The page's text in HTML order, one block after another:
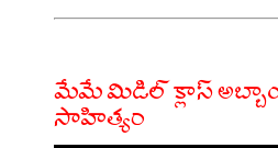
మేమే మిడిల్ క్లాస్
సాహిత్యం